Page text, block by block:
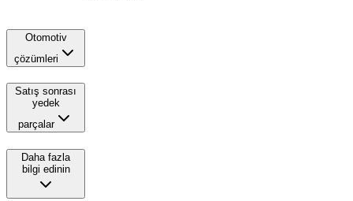
Otomotiv
çözümleri
Satış sonrası
yedek
parçalar
Daha fazla
bilgi edinin